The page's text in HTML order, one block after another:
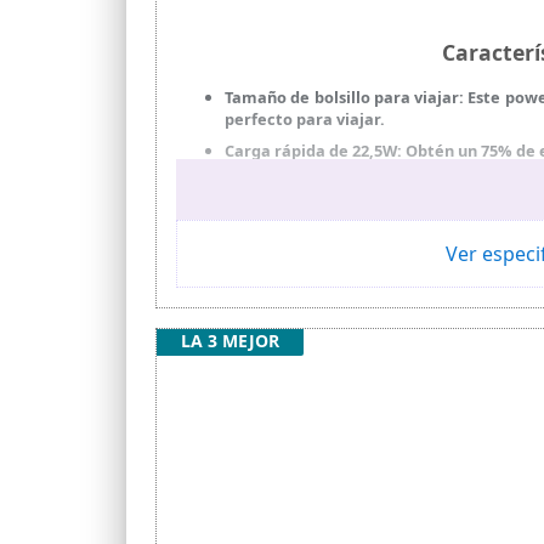
Tamaño de bolsillo para viajar: Este
perfecto para viajar.
Carga rápida de 22,5W: Obtén un 75%
Pequeño pero potente: El power
Carga todos tus dispositivos:
desde teléfonos inteligentes hasta
Lo que obtienes: INIU cargador portátil
Ver
LA 3 MEJOR